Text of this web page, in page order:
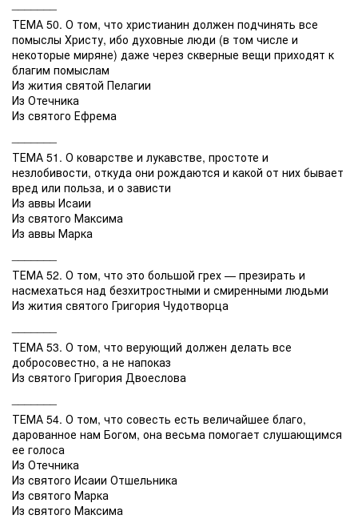
ТЕМА 50. О том, что христианин должен подчинять все
помыслы Христу, ибо духовные люди (в том числе и
некоторые миряне) даже через скверные вещи приходят к
благим помыслам
Из жития святой Пелагии
Из Отечника
Из святого Ефрема
ТЕМА 51. О коварстве и лукавстве, простоте и
незлобивости, откуда они рождаются и какой от них бывает
вред или польза, и о зависти
Из аввы Исаии
Из святого Максима
Из аввы Марка
ТЕМА 52. О том, что это большой грех — презирать и
насмехаться над безхитростными и смиренными людьми
Из жития святого Григория Чудотворца
ТЕМА 53. О том, что верующий должен делать все
добросовестно, а не напоказ
Из святого Григория Двоеслова
ТЕМА 54. О том, что совесть есть величайшее благо,
дарованное нам Богом, она весьма помогает слушающимся
ее голоса
Из Отечника
Из святого Исаии Отшельника
Из святого Марка
Из святого Максима